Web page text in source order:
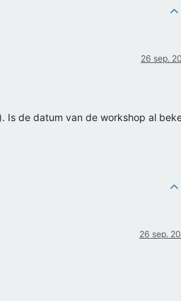
26 sep.
Is de datum van de workshop al
26 sep.